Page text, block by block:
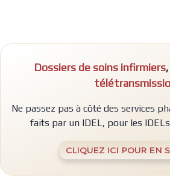
Dossiers de soins infirmiers,
Ne passez pas à côté des services
faits par un IDEL, pour les
CLIQUEZ ICI POUR EN